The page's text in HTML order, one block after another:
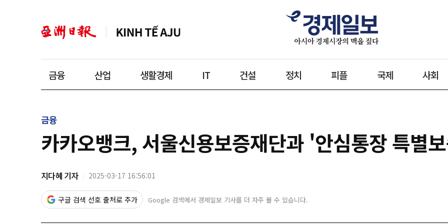
금융 산업 생활경제 IT 건설 정치 피플 국제 사회
금융
카카오뱅크, 서울신용보증재단과 '안심통장 특별
지다혜 기자 2025-03-17 16:56:01
구글 검색 선호 출처로 추가 Google 검색에서 경제일보 기사를 더 자주 볼 수 있습니다.